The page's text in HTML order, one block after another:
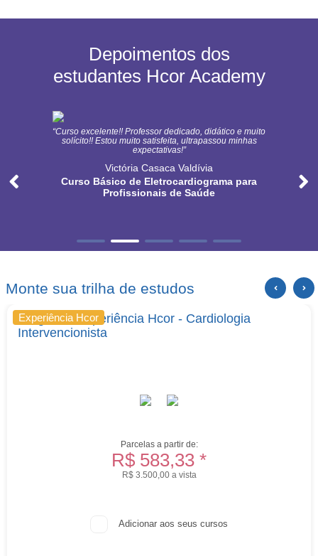
Depoimentos dos
estudantes Hcor Academy
“Curso excelente!! Professor dedicado, didático e muito
solícito!! Estou muito satisfeita, ultrapassou minhas
expectativas!”
Victória Casaca Valdívia
Curso Básico de Eletrocardiograma para
Profissionais de Saúde
Monte sua trilha de estudos
Experiência Hcor
Programa Experiência Hcor - Cardiologia
Intervencionista
Parcelas a partir de:
R$ 583,33 *
R$ 3.500,00 a vista
Adicionar aos seus cursos